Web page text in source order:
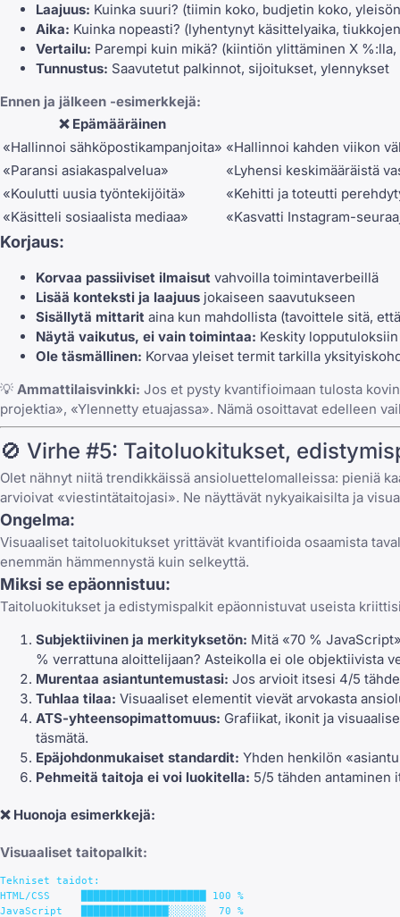
Laajuus: Kuinka suuri? (tiimin koko, budjetin koko,
Aika: Kuinka nopeasti? (lyhentynyt käsittelyaika,
Vertailu: Parempi kuin mikä? (kiintiön ylittäminen X %:lla,
Tunnustus: Saavutetut palkinnot, sijoitukset, ylennykset
Ennen ja jälkeen -esimerkkejä:
❌ Epämääräinen
«Hallinnoi sähköpostikampanjoita» «Hallinnoi kahden viikon
«Paransi asiakaspalvelua»
«Lyhensi keskimääräistä
«Koulutti uusia työntekijöitä»
«Kehitti ja toteutti
«Käsitteli sosiaalista mediaa»
«Kasvatti Instagram-
Korjaus:
Korvaa passiiviset ilmaisut vahvoilla toimintaverbeillä
Lisää konteksti ja laajuus jokaiseen saavutukseen
Sisällytä mittarit aina kun mahdollista (tavoittele sitä,
Näytä vaikutus, ei vain toimintaa: Keskity
Ole täsmällinen: Korvaa yleiset termit tarkilla
💡 Ammattilaisvinkki: Jos et pysty kvantifioimaan tulosta
projektia», «Ylennetty etuajassa». Nämä osoittavat edelleen
🚫 Virhe #5: Taitoluokitukset,
Olet nähnyt niitä trendikkäissä ansioluettelomalleissa: pieniä
arvioivat «viestintätaitojasi». Ne näyttävät nykyaikaisilta ja
Ongelma:
Visuaaliset taitoluokitukset yrittävät kvantifioida osaamista
enemmän hämmennystä kuin selkeyttä.
Miksi se epäonnistuu:
Taitoluokitukset ja edistymispalkit epäonnistuvat useista
Subjektiivinen ja merkityksetön: Mitä «70 %
% verrattuna aloittelijaan? Asteikolla ei ole objektiivista
Murentaa asiantuntemustasi: Jos arvioit itsesi 4/5
Tuhlaa tilaa: Visuaaliset elementit vievät arvokasta
ATS-yhteensopimattomuus: Grafiikat, ikonit ja
täsmätä.
Epäjohdonmukaiset standardit: Yhden henkilön
Pehmeitä taitoja ei voi luokitella: 5/5 tähden antaminen
❌ Huonoja esimerkkejä:
Visuaaliset taitopalkit:
Tekniset taidot:
HTML/CSS     ████████████████████ 100 %
JavaScript   ██████████████░░░░░░  70 %